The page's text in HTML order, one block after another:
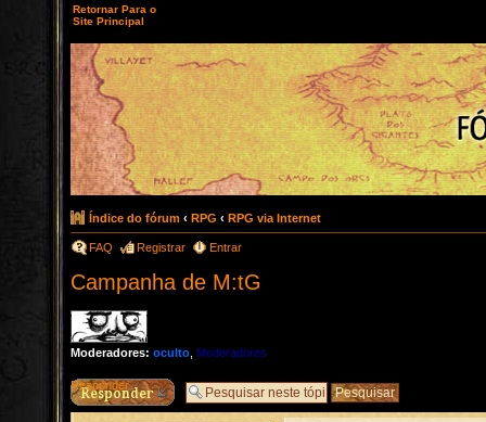
Retornar Para o
Site Principal
Índice do fórum ‹ RPG ‹ RPG via Internet
FAQ Registrar Entrar
Campanha de M:tG
Moderadores: oculto Moderadores
Responder